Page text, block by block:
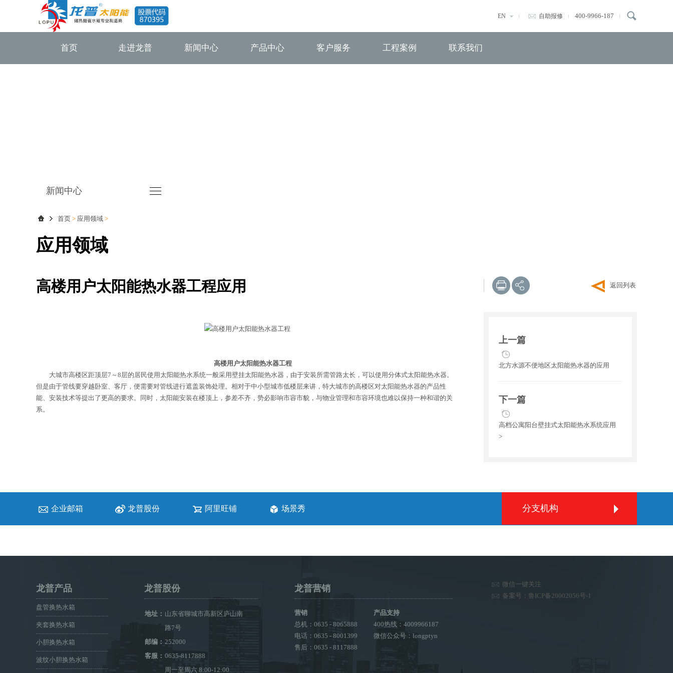
400-9966-187
自助报修
EN
首页 走进龙普 新闻中心 产品中心 客户服务 工程案例 联系我们
新闻中心
首页 > 应用领域 >
应用领域
高楼用户太阳能热水器工程应用
高楼用户太阳能热水器工程
大城市高楼区距顶层7～8层的居民使用太阳能热水系统一般采用壁挂太阳能热水器，由于安装所需管路太长，可以使用分体式太阳能热水器。
但是由于管线要穿越卧室、客厅，便需要对管线进行遮盖装饰处理。相对于中小型城市低楼层来讲，特大城市的高楼区对太阳能热水器的产品性
能、安装技术等提出了更高的要求。同时，太阳能安装在楼顶上，参差不齐，势必影响市容市貌，与物业管理和市容环境也难以保持一种和谐的关
系。
返回列表
上一篇
北方水源不便地区太阳能热水器的应用
下一篇
高档公寓阳台壁挂式太阳能热水系统应用
>
企业邮箱 龙普股份 阿里旺铺 场景秀 分支机构
龙普产品
盘管换热水箱
夹套换热水箱
小胆换热水箱
波纹小胆换热水箱
龙普股份
地址： 山东省聊城市高新区庐山南
路7号
邮编： 252000
客服： 0635-8117888
周一至周六 8:00-12:00
龙普营销
营销
总机：0635 - 8065888
电话：0635 - 8001399
售后：0635 - 8117888
产品支持
400热线：4009966187
微信公众号：longptyn
微信一键关注
备案号：鲁ICP备20002056号-1